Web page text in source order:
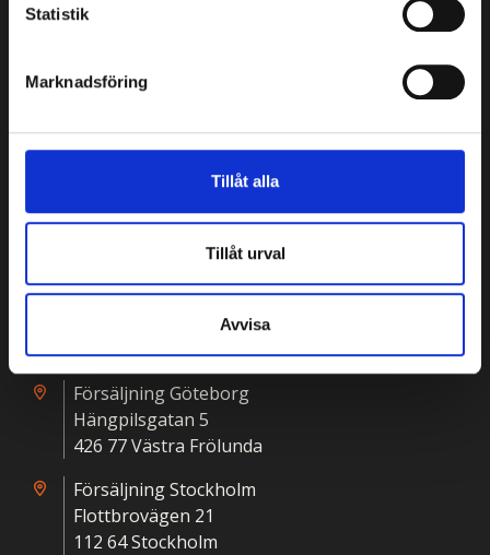
Statistik
Marknadsföring
Tillåt alla
Tillåt urval
Avvisa
ADRESS
Ji-Te gatan 10
Försäljning Småland
365 32 Lessebo
Försäljning Göteborg
Hängpilsgatan 5
426 77 Västra Frölunda
Försäljning Stockholm
Flottbrovägen 21
112 64 Stockholm